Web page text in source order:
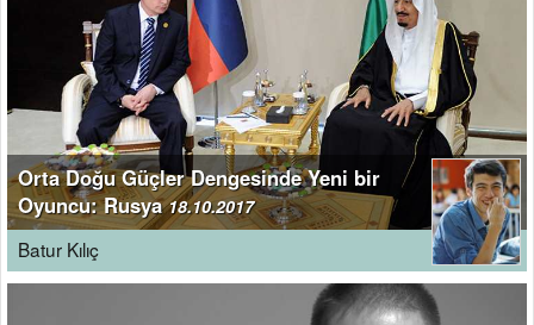
Orta Doğu Güçler Dengesinde Yeni bir
Oyuncu: Rusya18.10.2017
Batur Kılıç